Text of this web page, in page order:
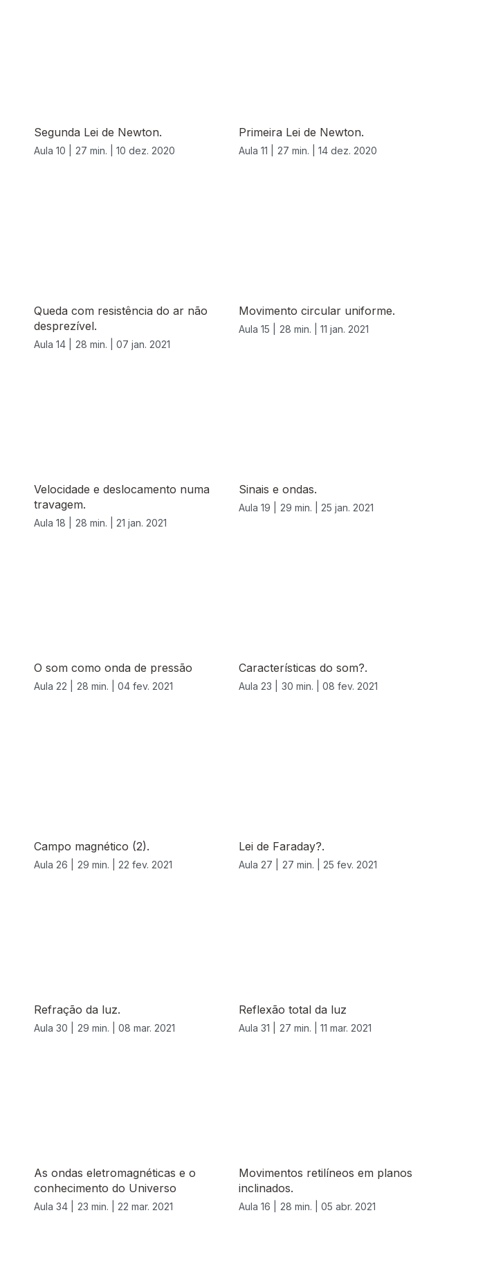
Segunda Lei de Newton.
Aula 10 | 27 min. | 10 dez. 2020
Primeira Lei de Newton.
Aula 11 | 27 min. | 14 dez. 2020
Queda com resistência do ar não
desprezível.
Aula 14 | 28 min. | 07 jan. 2021
Movimento circular uniforme.
Aula 15 | 28 min. | 11 jan. 2021
Velocidade e deslocamento numa
travagem.
Aula 18 | 28 min. | 21 jan. 2021
Sinais e ondas.
Aula 19 | 29 min. | 25 jan. 2021
O som como onda de pressão
Aula 22 | 28 min. | 04 fev. 2021
Características do som?.
Aula 23 | 30 min. | 08 fev. 2021
Campo magnético (2).
Aula 26 | 29 min. | 22 fev. 2021
Lei de Faraday?.
Aula 27 | 27 min. | 25 fev. 2021
Refração da luz.
Aula 30 | 29 min. | 08 mar. 2021
Reflexão total da luz
Aula 31 | 27 min. | 11 mar. 2021
As ondas eletromagnéticas e o
conhecimento do Universo
Aula 34 | 23 min. | 22 mar. 2021
Movimentos retilíneos em planos
inclinados.
Aula 16 | 28 min. | 05 abr. 2021